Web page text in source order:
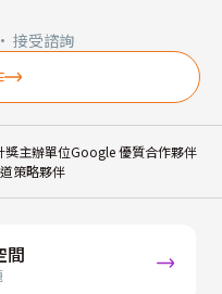
接受諮詢
獎主辦單位Google 優質合作夥伴
策略夥伴
間